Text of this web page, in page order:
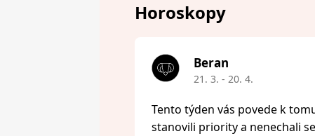
Horoskopy
Beran
21. 3. - 20. 4.
Tento týden vás povede k
stanovili priority a nenechali